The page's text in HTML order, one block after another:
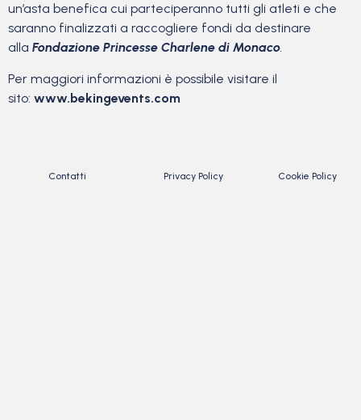
un’asta benefica cui parteciperanno tutti gli atleti e che
saranno finalizzati a raccogliere fondi da destinare
alla Fondazione Princesse Charlene di Monaco.
Per maggiori informazioni è possibile visitare il
sito: www.bekingevents.com
Contatti Privacy Policy Cookie Policy